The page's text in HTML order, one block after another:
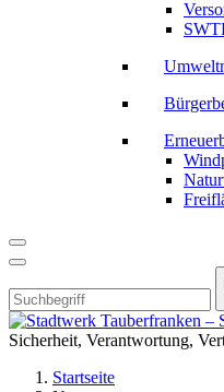
Sicherheit, Verantwortung,
Startseite